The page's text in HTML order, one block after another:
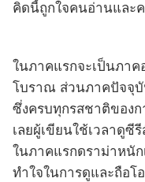
คิดนี้ถูกใจคนอ่านและ
ในภาคแรกจะเป็นภา
โบราณ ส่วนภาคปัจจุ
ซึ่งครบทุกรสชาติของก
เลยผู้เขียนใช้เวลาดูซี
ในภาคแรกดราม่าหนัก
ทำใจในการดูและถือโ